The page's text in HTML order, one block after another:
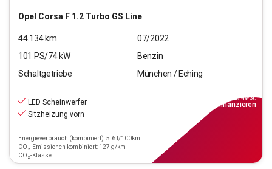
Opel Corsa F 1.2 Turbo GS Line
44.134km
07/2022
101 PS/74kW
Benzin
Schaltgetriebe
München / Eching
LED Scheinwerfer
Sitzheizung vorn
Energieverbrauch (kombiniert): 5.6 l/100km
CO₂-Emissionen kombiniert: 127 g/km
CO₂-Klasse:
inkl.MwSt.
finanzieren